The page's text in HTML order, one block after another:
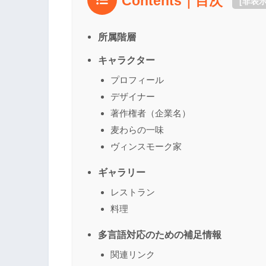
所属階層
キャラクター
プロフィール
デザイナー
著作権者（企業名）
麦わらの一味
ヴィンスモーク家
ギャラリー
レストラン
料理
多言語対応のための補足情報
関連リンク